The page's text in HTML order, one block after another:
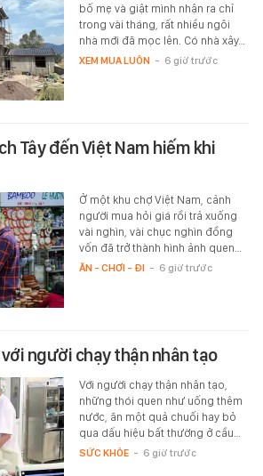
bố mẹ và giật mình nhận ra chỉ
trong vài tháng, rất nhiều ngôi
nhà mới đã mọc lên. Có nhà xây…
XEM MUA LUÔN - 6 giờ trước
Tây đến Việt Nam hiếm khi
Ở một khu chợ Việt Nam, cảnh
người mua hỏi giá rồi trả xuống
vài nghìn, vài chục nghìn đồng
vốn đã trở thành hình ảnh quen…
ĂN - CHƠI - ĐI - 6 giờ trước
người chạy thận nhân tạo
Với người chạy thận nhân tạo,
những thói quen như uống thêm
nước, ăn một quả chuối hay bỏ
qua dấu hiệu bất thường ở cầu…
SỨC KHỎE - 6 giờ trước